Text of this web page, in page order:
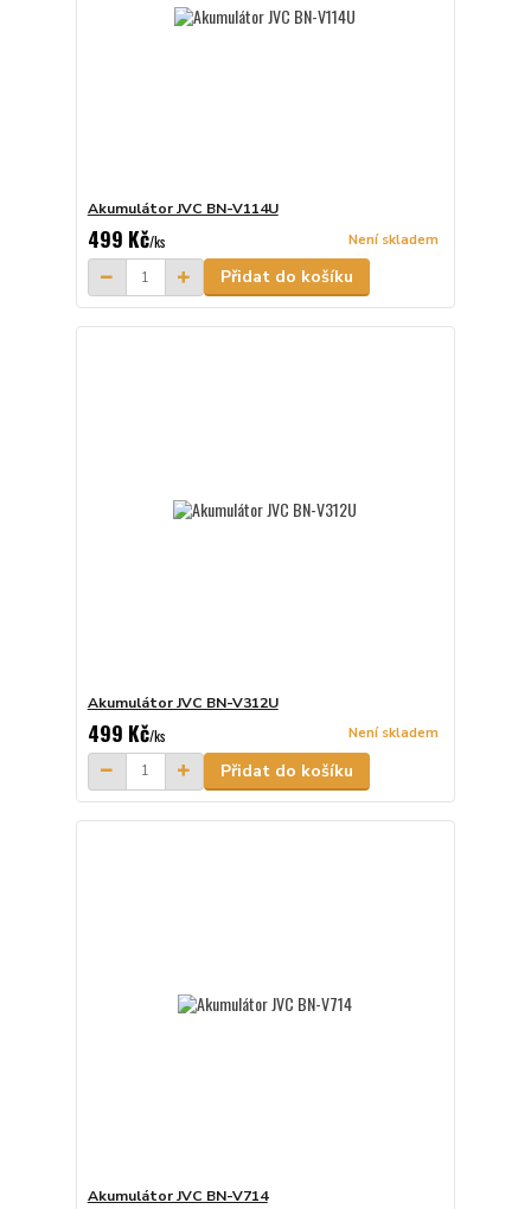
Akumulátor JVC BN-V114U
499 Kč/ks Není skladem
Přidat do košíku
Akumulátor JVC BN-V312U
499 Kč/ks Není skladem
Přidat do košíku
Akumulátor JVC BN-V714